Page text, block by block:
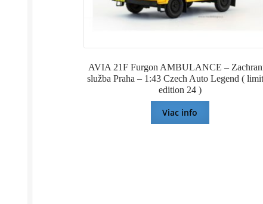
AVIA 21F Furgon AMBULANCE –
služba Praha – 1:43 Czech Auto Legend (
edition 24 )
Viac info